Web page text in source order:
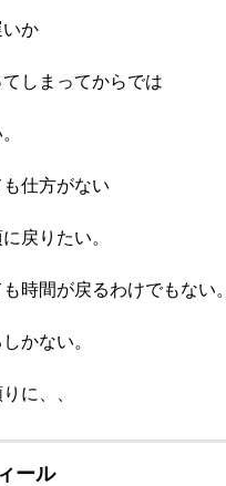
いか
しまってからでは
仕方がない
戻りたい。
時間が戻るわけでもない。
かない。
に、、
ール